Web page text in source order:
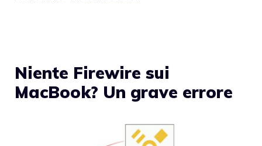
Niente Firewire sui
MacBook? Un grave errore